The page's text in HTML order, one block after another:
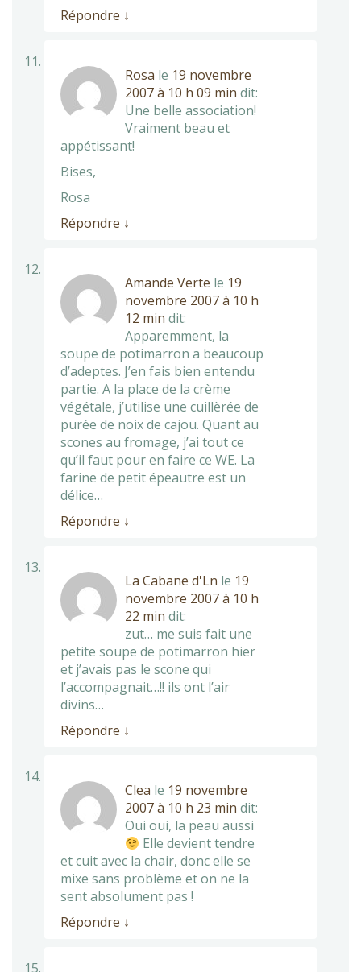
Répondre ↓
Rosa le 19 novembre
2007 à 10 h 09 min dit:
Une belle association!
Vraiment beau et
appétissant!
Bises,
Rosa
Répondre ↓
Amande Verte le 19
novembre 2007 à 10 h
12 min dit:
Apparemment, la
soupe de potimarron a beaucoup
d’adeptes. J’en fais bien entendu
partie. A la place de la crème
végétale, j’utilise une cuillèrée de
purée de noix de cajou. Quant au
scones au fromage, j’ai tout ce
qu’il faut pour en faire ce WE. La
farine de petit épeautre est un
délice…
Répondre ↓
La Cabane d'Ln le 19
novembre 2007 à 10 h
22 min dit:
zut… me suis fait une
petite soupe de potimarron hier
et j’avais pas le scone qui
l’accompagnait…!! ils ont l’air
divins…
Répondre ↓
Clea le 19 novembre
2007 à 10 h 23 min dit:
Oui oui, la peau aussi
Elle devient tendre
et cuit avec la chair, donc elle se
mixe sans problème et on ne la
sent absolument pas !
Répondre ↓